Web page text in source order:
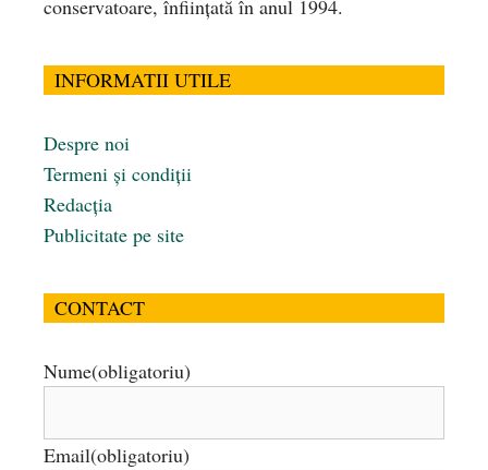
conservatoare, înfiinţată în anul 1994.
INFORMATII UTILE
Despre noi
Termeni și condiții
Redacția
Publicitate pe site
CONTACT
Nume(obligatoriu)
Email(obligatoriu)